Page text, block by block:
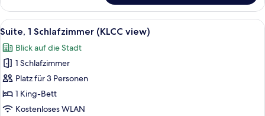
1
Schlafzimmer,
Stadtblick
Alle
Fotos
für
Suite,
1
Schlafzimmer
(KLCC
Suite, 1 Schlafzimmer (KLCC view)
7
Suite, 1 Schlafzimmer (KLCC view)
Blick auf die Stadt
1 Schlafzimmer
Platz für 3 Personen
1 King-Bett
Kostenloses WLAN